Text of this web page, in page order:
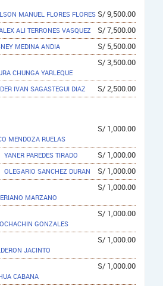
S/ 9,500.00
MANUEL FLORES FLORES
S/ 7,500.00
ALI TERRONES VASQUEZ
S/ 5,500.00
MEDINA ANDIA
S/ 3,500.00
CHUNGA YARLEQUE
S/ 2,500.00
IVAN SAGASTEGUI DIAZ
S/ 1,000.00
MENDOZA RUELAS
S/ 1,000.00
YANER PAREDES TIRADO
S/ 1,000.00
OLEGARIO SANCHEZ DURAN
S/ 1,000.00
MARZANO
S/ 1,000.00
GONZALES
S/ 1,000.00
JACINTO
S/ 1,000.00
CABANA